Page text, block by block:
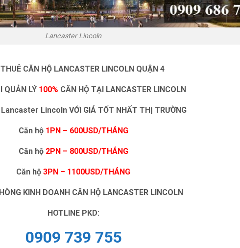
Lancaster Lincoln
CĂN HỘ LANCASTER LINCOLN QUẬN 4
QUẢN LÝ 100% CĂN HỘ TẠI LANCASTER LINCOLN
Lancaster Lincoln VỚI GIÁ TỐT NHẤT THỊ TRƯỜNG
Căn hộ 1PN – 600USD/THÁNG
Căn hộ 2PN – 800USD/THÁNG
Căn hộ3PN – 1100USD/THÁNG
KINH DOANH CĂN HỘ LANCASTER LINCOLN
HOTLINE PKD:
0909 739 755